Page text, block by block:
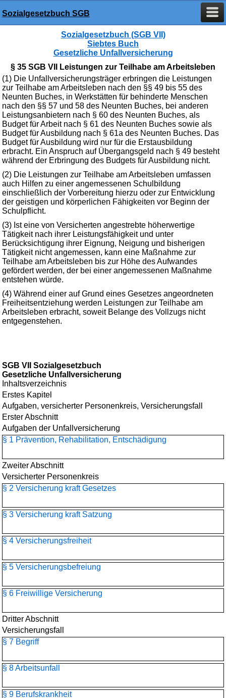
Sozialgesetzbuch SGB
Sozialgesetzbuch (SGB VII)
Siebtes Buch
Gesetzliche Unfallversicherung
§ 35 SGB VII Leistungen zur Teilhabe am Arbeitsleben
(1) Die Unfallversicherungsträger erbringen die Leistungen
zur Teilhabe am Arbeitsleben nach den §§ 49 bis 55 des
Neunten Buches, in Werkstätten für behinderte Menschen
nach den §§ 57 und 58 des Neunten Buches, bei anderen
Leistungsanbietern nach § 60 des Neunten Buches, als
Budget für Arbeit nach § 61 des Neunten Buches sowie als
Budget für Ausbildung nach § 61a des Neunten Buches. Das
Budget für Ausbildung wird nur für die Erstausbildung
erbracht. Ein Anspruch auf Übergangsgeld nach § 49 besteht
während der Erbringung des Budgets für Ausbildung nicht.
(2) Die Leistungen zur Teilhabe am Arbeitsleben umfassen
auch Hilfen zu einer angemessenen Schulbildung
einschließlich der Vorbereitung hierzu oder zur Entwicklung
der geistigen und körperlichen Fähigkeiten vor Beginn der
Schulpflicht.
(3) Ist eine von Versicherten angestrebte höherwertige
Tätigkeit nach ihrer Leistungsfähigkeit und unter
Berücksichtigung ihrer Eignung, Neigung und bisherigen
Tätigkeit nicht angemessen, kann eine Maßnahme zur
Teilhabe am Arbeitsleben bis zur Höhe des Aufwandes
gefördert werden, der bei einer angemessenen Maßnahme
entstehen würde.
(4) Während einer auf Grund eines Gesetzes angeordneten
Freiheitsentziehung werden Leistungen zur Teilhabe am
Arbeitsleben erbracht, soweit Belange des Vollzugs nicht
entgegenstehen.
SGB VII Sozialgesetzbuch
Gesetzliche Unfallversicherung
Inhaltsverzeichnis
Erstes Kapitel
Aufgaben, versicherter Personenkreis, Versicherungsfall
Erster Abschnitt
Aufgaben der Unfallversicherung
§ 1 Prävention, Rehabilitation, Entschädigung
Zweiter Abschnitt
Versicherter Personenkreis
§ 2 Versicherung kraft Gesetzes
§ 3 Versicherung kraft Satzung
§ 4 Versicherungsfreiheit
§ 5 Versicherungsbefreiung
§ 6 Freiwillige Versicherung
Dritter Abschnitt
Versicherungsfall
§ 7 Begriff
§ 8 Arbeitsunfall
§ 9 Berufskrankheit